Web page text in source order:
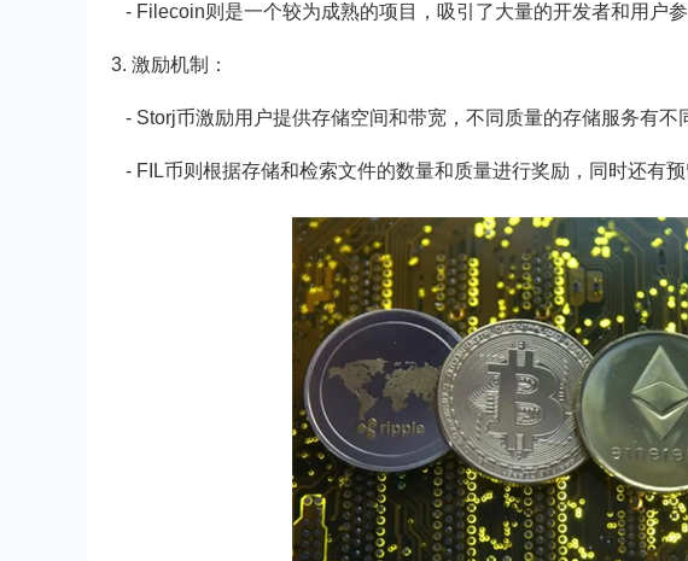
- Filecoin则是一个较为成熟的项目，吸引了大量的开发者和用户
3. 激励机制：
- Storj币激励用户提供存储空间和带宽，不同质量的存储服务有不
- FIL币则根据存储和检索文件的数量和质量进行奖励，同时还有